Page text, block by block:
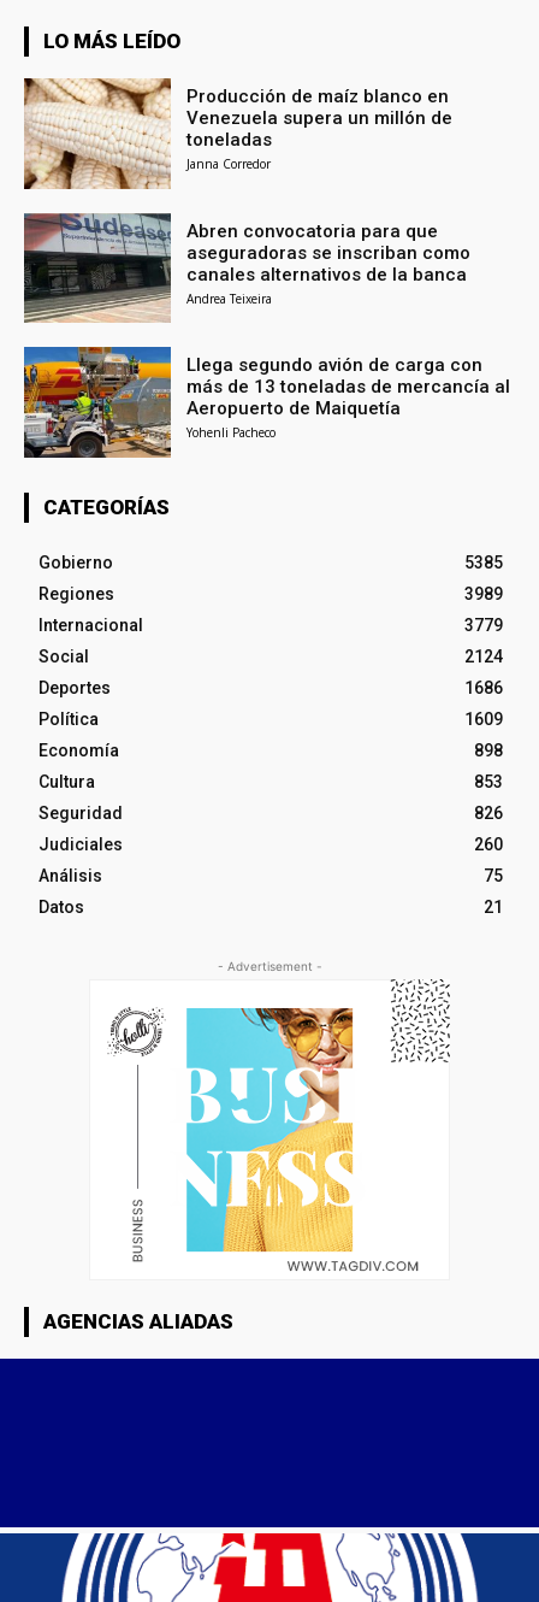
LO MÁS LEÍDO
Producción de maíz blanco en
Venezuela supera un millón de
toneladas
Janna Corredor
Abren convocatoria para que
aseguradoras se inscriban como
canales alternativos de la banca
Andrea Teixeira
Llega segundo avión de carga con
más de 13 toneladas de mercancía al
Aeropuerto de Maiquetía
Yohenli Pacheco
CATEGORÍAS
Gobierno
5385
Regiones
3989
Internacional
3779
Social
2124
Deportes
1686
Política
1609
Economía
898
Cultura
853
Seguridad
826
Judiciales
260
Análisis
75
Datos
21
- Advertisement -
AGENCIAS ALIADAS